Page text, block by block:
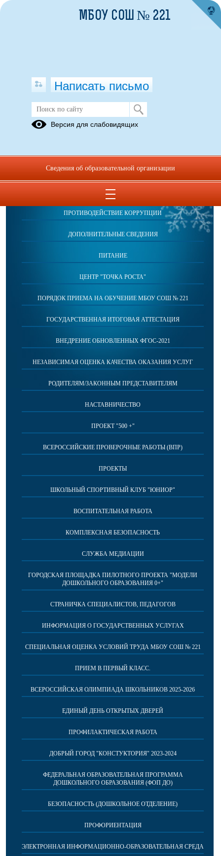
Школьный театр "Горошинки"
ОБРАЩЕНИЯ ГРАЖДАН
ПРОТИВОДЕЙСТВИЕ КОРРУПЦИИ
ДОПОЛНИТЕЛЬНЫЕ СВЕДЕНИЯ
ПИТАНИЕ
ЦЕНТР "ТОЧКА РОСТА"
ПОРЯДОК ПРИЕМА НА ОБУЧЕНИЕ МБОУ СОШ № 221
ГОСУДАРСТВЕННАЯ ИТОГОВАЯ АТТЕСТАЦИЯ
ВНЕДРЕНИЕ ОБНОВЛЕННЫХ ФГОС-2021
НЕЗАВИСИМАЯ ОЦЕНКА КАЧЕСТВА ОКАЗАНИЯ УСЛУГ
РОДИТЕЛЯМ/ЗАКОННЫМ ПРЕДСТАВИТЕЛЯМ
НАСТАВНИЧЕСТВО
ПРОЕКТ "500 +"
ВСЕРОССИЙСКИЕ ПРОВЕРОЧНЫЕ РАБОТЫ (ВПР)
ПРОЕКТЫ
ШКОЛЬНЫЙ СПОРТИВНЫЙ КЛУБ "ЮНИОР"
ВОСПИТАТЕЛЬНАЯ РАБОТА
КОМПЛЕКСНАЯ БЕЗОПАСНОСТЬ
СЛУЖБА МЕДИАЦИИ
ГОРОДСКАЯ ПЛОЩАДКА ПИЛОТНОГО ПРОЕКТА "МОДЕЛИ
ДОШКОЛЬНОГО ОБРАЗОВАНИЯ 0+"
СТРАНИЧКА СПЕЦИАЛИСТОВ, ПЕДАГОГОВ
ИНФОРМАЦИЯ О ГОСУДАРСТВЕННЫХ УСЛУГАХ
СПЕЦИАЛЬНАЯ ОЦЕНКА УСЛОВИЙ ТРУДА МБОУ СОШ № 221
ПРИЕМ В ПЕРВЫЙ КЛАСС.
ВСЕРОССИЙСКАЯ ОЛИМПИАДА ШКОЛЬНИКОВ 2025-2026
ЕДИНЫЙ ДЕНЬ ОТКРЫТЫХ ДВЕРЕЙ
ПРОФИЛАКТИЧЕСКАЯ РАБОТА
ДОБРЫЙ ГОРОД "КОНСТУКТОРИЯ" 2023-2024
ФЕДЕРАЛЬНАЯ ОБРАЗОВАТЕЛЬНАЯ ПРОГРАММА
ДОШКОЛЬНОГО ОБРАЗОВАНИЯ (ФОП ДО)
БЕЗОПАСНОСТЬ (ДОШКОЛЬНОЕ ОТДЕЛЕНИЕ)
ПРОФОРИЕНТАЦИЯ
ЭЛЕКТРОННАЯ ИНФОРМАЦИОННО-ОБРАЗОВАТЕЛЬНАЯ СРЕДА
МБОУ СОШ № 221
Написать письмо
Версия для слабовидящих
Сведения об образовательной организации